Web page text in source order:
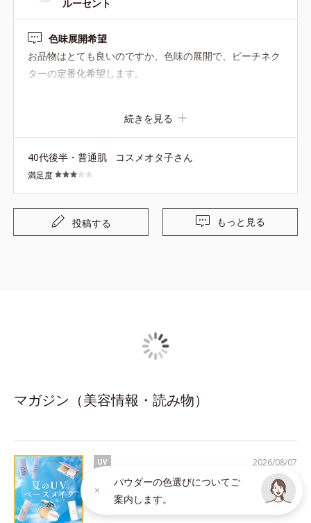
ルーセント
色味展開希望
お品物はとても良いのですか、色味の展開で、ピーチネク
ターの定番化希望します。
続きを見る
40代後半・普通肌 コスメオタ子さん
満足度
投稿する もっと見る
マガジン（美容情報・読み物）
UV
今年こそ、焼かない・崩さない！UVベースメ
イク５選
2026/08/07
パウダーの色選びについてご
案内します。